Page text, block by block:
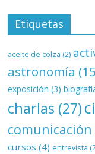
Etiquetas
aceite de colza (2)
astronomía
exposición (3)
charlas (27)
cursos (4) entrevista